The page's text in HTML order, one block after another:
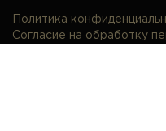
Политика
Согласие на обработку